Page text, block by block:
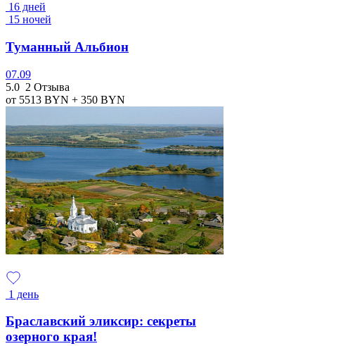
16 дней
15 ночей
Туманный Альбион
07.09
5.0 2 Отзыва
от 5513 BYN + 350 BYN
1 день
Браславский эликсир: секреты
озерного края!